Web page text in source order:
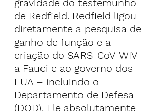
gravidade do testemunho
de Redfield. Redfield ligou
diretamente a pesquisa de
ganho de função e a
criação do SARS-CoV-WIV
a Fauci e ao governo dos
EUA – incluindo o
Departamento de Defesa
(DOD). Ele absolutamente